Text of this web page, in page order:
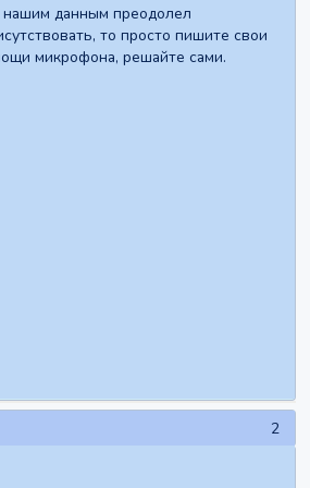
нашим данным преодолел
то просто пишите свои
микрофона, решайте сами.
2